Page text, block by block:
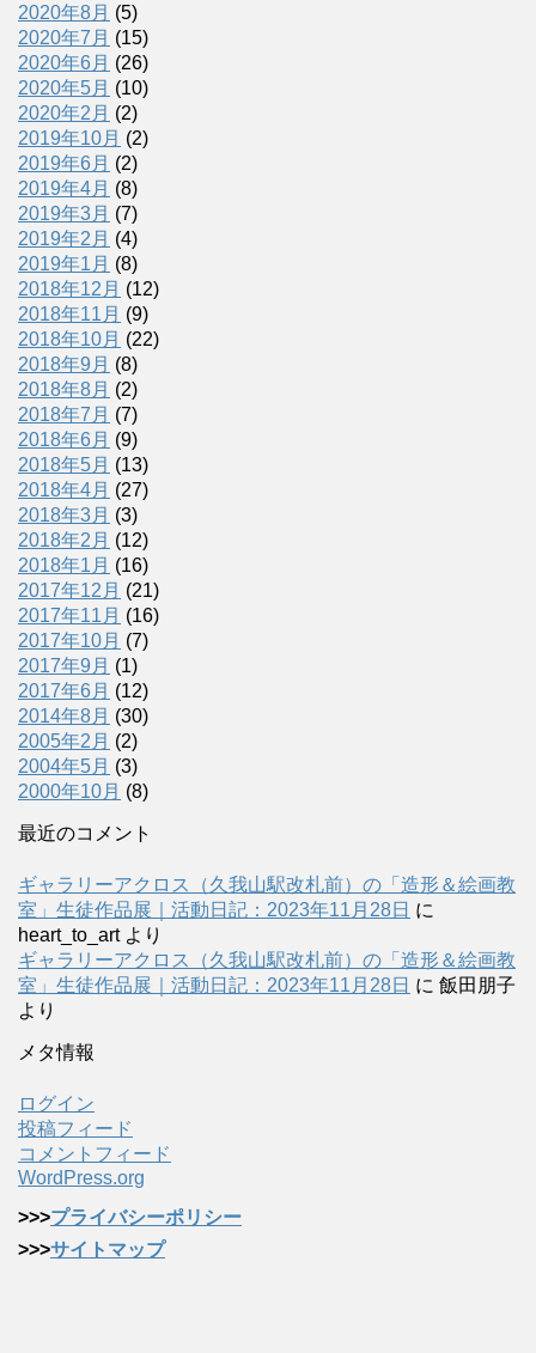
2020年8月 (5)
2020年7月 (15)
2020年6月 (26)
2020年5月 (10)
2020年2月 (2)
2019年10月 (2)
2019年6月 (2)
2019年4月 (8)
2019年3月 (7)
2019年2月 (4)
2019年1月 (8)
2018年12月 (12)
2018年11月 (9)
2018年10月 (22)
2018年9月 (8)
2018年8月 (2)
2018年7月 (7)
2018年6月 (9)
2018年5月 (13)
2018年4月 (27)
2018年3月 (3)
2018年2月 (12)
2018年1月 (16)
2017年12月 (21)
2017年11月 (16)
2017年10月 (7)
2017年9月 (1)
2017年6月 (12)
2014年8月 (30)
2005年2月 (2)
2004年5月 (3)
2000年10月 (8)
最近のコメント
ギャラリーアクロス（久我山駅改札前）の「造形＆絵画教
室」生徒作品展｜活動日記：2023年11月28日 に
heart_to_artより
ギャラリーアクロス（久我山駅改札前）の「造形＆絵画教
室」生徒作品展｜活動日記：2023年11月28日 に 飯田朋子
より
メタ情報
ログイン
投稿フィード
コメントフィード
WordPress.org
>>>プライバシーポリシー
>>>サイトマップ